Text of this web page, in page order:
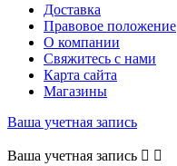
Доставка
Правовое положение
О компании
Свяжитесь с нами
Карта сайта
Магазины
Ваша учетная запись
Ваша учетная запись  